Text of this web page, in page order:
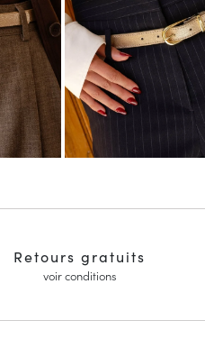
Retours gratuits
voir conditions